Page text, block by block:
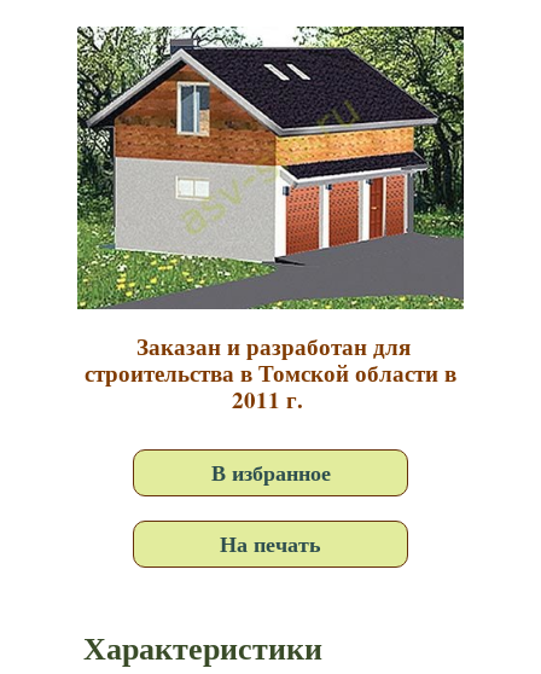
Заказан и разработан для
строительства в Томской области в
2011 г.
В избранное
На печать
Характеристики